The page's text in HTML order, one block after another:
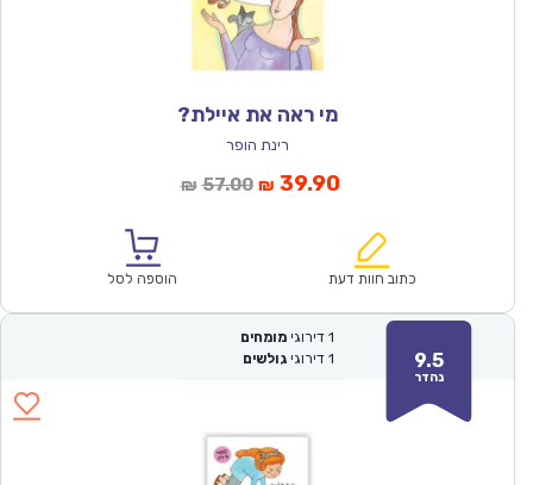
מי ראה את איילת?
רינת הופר
₪ 57.00המחיר
₪57.00.
₪ 39.90המחיר
הוא:
כתוב חוות דעת הוספה לסל
9.5
נהדר
1 דירוגי מומחים
1 דירוגי גולשים